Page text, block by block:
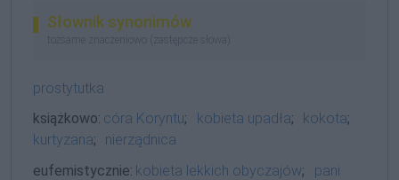
Słownik synonimów
tożsame znaczeniowo (zastępcze słowa)
prostytutka
książkowo: córa Koryntu; kobieta upadła; kokota;
kurtyzana;
nierządnica
eufemistycznie: kobieta lekkich obyczajów;
pani